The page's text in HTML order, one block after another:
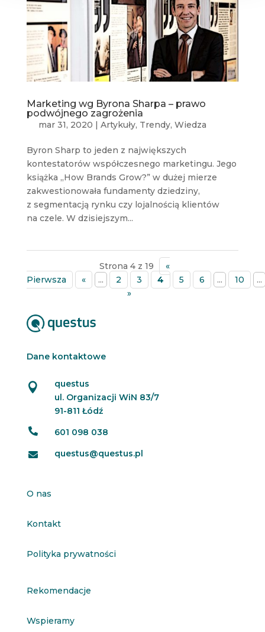
Marketing wg Byrona Sharpa – prawo
podwójnego zagrożenia
mar 31, 2020 | Artykuły, Trendy, Wiedza
Byron Sharp to jeden z największych
kontestatorów współczesnego marketingu. Jego
książka „How Brands Grow?” w dużej mierze
zakwestionowała fundamenty dziedziny,
z segmentacją rynku czy lojalnością klientów
na czele. W dzisiejszym...
Strona 4 z 19
«
Pierwsza
« ... 2 3 4 5 6 ... 10
...
»
Dane kontaktowe

questus
ul. Organizacji WiN 83/7
91-811 Łódź
 601 098 038
 questus@questus.pl
O nas
Kontakt
Polityka prywatności
Rekomendacje
Wspieramy